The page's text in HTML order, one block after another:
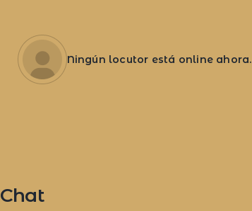
Ningún locutor está online ahora.
Chat